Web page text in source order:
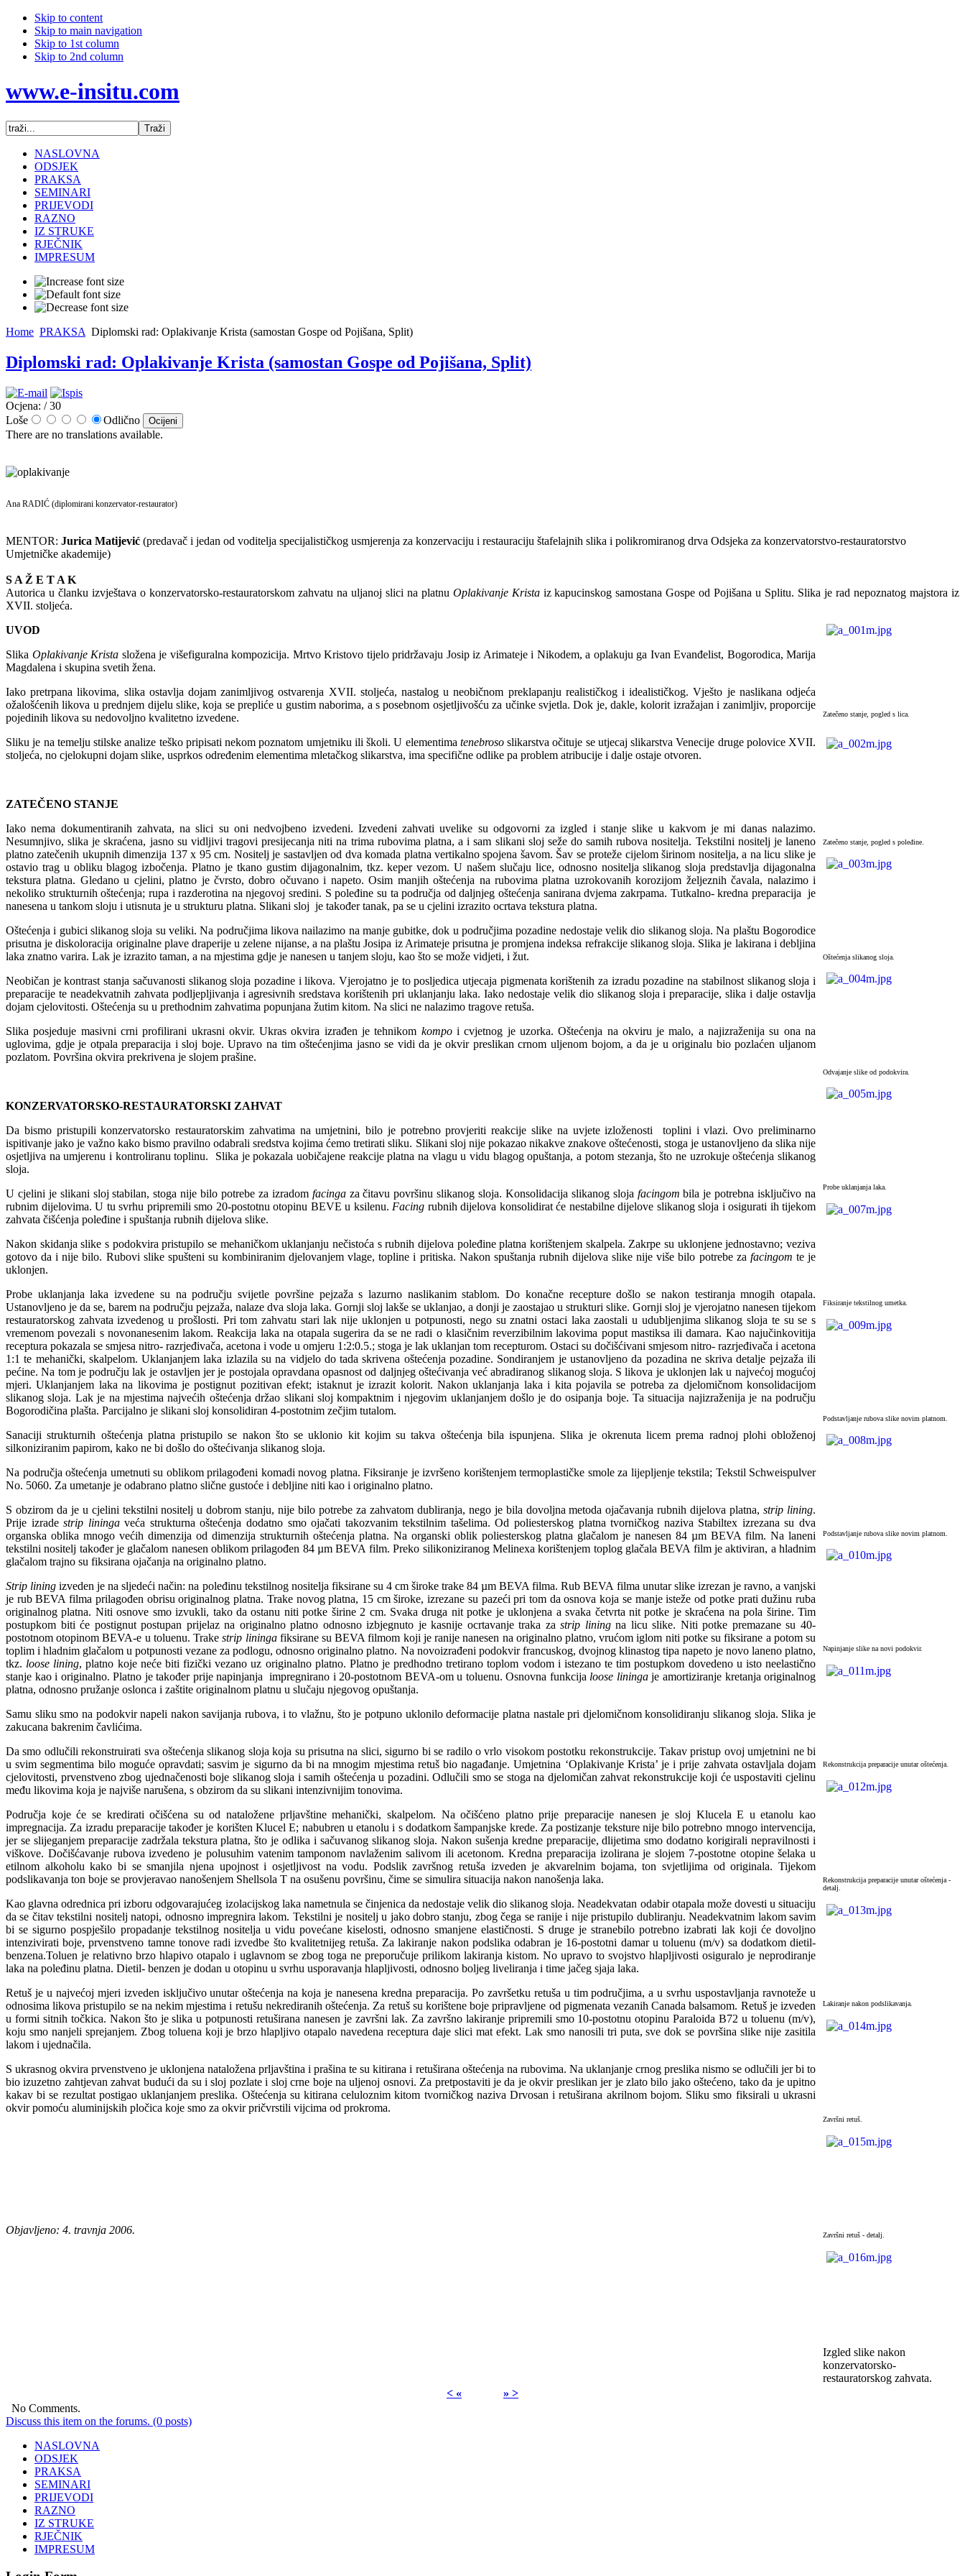
Skip to content
Skip to main navigation
Skip to 1st column
Skip to 2nd column
www.e-insitu.com
NASLOVNA
ODSJEK
PRAKSA
SEMINARI
PRIJEVODI
RAZNO
IZ STRUKE
RJEČNIK
IMPRESUM
Home PRAKSA Diplomski rad: Oplakivanje Krista (samostan Gospe od Pojišana, Split)
Diplomski rad: Oplakivanje Krista (samostan Gospe od Pojišana, Split)
Ocjena: / 30
Loše
Odlično
There are no translations available.
Ana RADIĆ (diplomirani konzervator-restaurator)
MENTOR: Jurica Matijević (predavač i jedan od voditelja specijalističkog usmjerenja za konzervaciju i restauraciju štafelajnih slika i polikromiranog drva Odsjeka za konzervatorstvo-restauratorstvo
Umjetničke akademije)
S A Ž E T A K
Autorica u članku izvještava o konzervatorsko-restauratorskom zahvatu na uljanoj slici na platnu Oplakivanje Krista iz kapucinskog samostana Gospe od Pojišana u Splitu. Slika je rad nepoznatog majstora iz
XVII. stoljeća.
UVOD
Slika Oplakivanje Krista složena je višefiguralna kompozicija. Mrtvo Kristovo tijelo pridržavaju Josip iz Arimateje i Nikodem, a oplakuju ga Ivan Evanđelist, Bogorodica, Marija
Magdalena i skupina svetih žena.
Iako pretrpana likovima, slika ostavlja dojam zanimljivog ostvarenja XVII. stoljeća, nastalog u neobičnom preklapanju realističkog i idealističkog. Vješto je naslikana odjeća
ožalošćenih likova u prednjem dijelu slike, koja se prepliće u gustim naborima, a s posebnom osjetljivošću za učinke svjetla. Dok je, dakle, kolorit izražajan i zanimljiv, proporcije
pojedinih likova su nedovoljno kvalitetno izvedene.
Sliku je na temelju stilske analize teško pripisati nekom poznatom umjetniku ili školi. U elementima tenebrososlikarstva očituje se utjecaj slikarstva Venecije druge polovice XVII.
stoljeća, no cjelokupni dojam slike, usprkos određenim elementima mletačkog slikarstva, ima specifične odlike pa problem atribucije i dalje ostaje otvoren.
ZATEČENO STANJE
Iako nema dokumentiranih zahvata, na slici su oni nedvojbeno izvedeni. Izvedeni zahvati uvelike su odgovorni za izgled i stanje slike u kakvom je mi danas nalazimo.
Nesumnjivo, slika je skraćena, jasno su vidljivi tragovi presijecanja niti na trima rubovima platna, a i sam slikani sloj seže do samih rubova nositelja. Tekstilni nositelj je laneno
platno zatečenih ukupnih dimenzija 137 x 95 cm. Nositelj je sastavljen od dva komada platna vertikalno spojena šavom. Šav se proteže cijelom širinom nositelja, a na licu slike je
ostavio trag u obliku blagog izbočenja. Platno je tkano gustim dijagonalnim, tkz. keper vezom. U našem slučaju lice, odnosno nositelja slikanog sloja predstavlja dijagonalna
tekstura platna. Gledano u cjelini, platno je čvrsto, dobro očuvano i napeto. Osim manjih oštećenja na rubovima platna uzrokovanih korozijom željeznih čavala, nalazimo i
nekoliko strukturnih oštećenja; rupa i razderotina na njegovoj sredini. S poleđine su ta područja od daljnjeg oštećenja sanirana dvjema zakrpama. Tutkalno- kredna preparacija je
nanesena u tankom sloju i utisnuta je u strukturu platna. Slikani sloj je također tanak, pa se u cjelini izrazito ocrtava tekstura platna.
Oštećenja i gubici slikanog sloja su veliki. Na područjima likova nailazimo na manje gubitke, dok u područjima pozadine nedostaje velik dio slikanog sloja. Na plaštu Bogorodice
prisutna je diskoloracija originalne plave draperije u zelene nijanse, a na plaštu Josipa iz Arimateje prisutna je promjena indeksa refrakcije slikanog sloja. Slika je lakirana i debljina
laka znatno varira. Lak je izrazito taman, a na mjestima gdje je nanesen u tanjem sloju, kao što se može vidjeti, i žut.
Neobičan je kontrast stanja sačuvanosti slikanog sloja pozadine i likova. Vjerojatno je to posljedica utjecaja pigmenata korištenih za izradu pozadine na stabilnost slikanog sloja i
preparacije te neadekvatnih zahvata podljepljivanja i agresivnih sredstava korištenih pri uklanjanju laka. Iako nedostaje velik dio slikanog sloja i preparacije, slika i dalje ostavlja
dojam cjelovitosti. Oštećenja su u prethodnim zahvatima popunjana žutim kitom. Na slici ne nalazimo tragove retuša.
Slika posjeduje masivni crni profilirani ukrasni okvir. Ukras okvira izrađen je tehnikom kompoi cvjetnog je uzorka. Oštećenja na okviru je malo, a najizraženija su ona na
uglovima, gdje je otpala preparacija i sloj boje. Upravo na tim oštećenjima jasno se vidi da je okvir preslikan crnom uljenom bojom, a da je u originalu bio pozlaćen uljanom
pozlatom. Površina okvira prekrivena je slojem prašine.
KONZERVATORSKO-RESTAURATORSKI ZAHVAT
Da bismo pristupili konzervatorsko restauratorskim zahvatima na umjetnini, bilo je potrebno provjeriti reakcije slike na uvjete izloženosti toplini i vlazi. Ovo preliminarno
ispitivanje jako je važno kako bismo pravilno odabrali sredstva kojima ćemo tretirati sliku. Slikani sloj nije pokazao nikakve znakove oštećenosti, stoga je ustanovljeno da slika nije
osjetljiva na umjerenu i kontroliranu toplinu. Slika je pokazala uobičajene reakcije platna na vlagu u vidu blagog opuštanja, a potom stezanja, što ne uzrokuje oštećenja slikanog
sloja.
U cjelini je slikani sloj stabilan, stoga nije bilo potrebe za izradom facingaza čitavu površinu slikanog sloja. Konsolidacija slikanog sloja facingom bila je potrebna isključivo na
rubnim dijelovima. U tu svrhu pripremili smo 20-postotnu otopinu BEVE u ksilenu. Facing rubnih dijelova konsolidirat će nestabilne dijelove slikanog sloja i osigurati ih tijekom
zahvata čišćenja poleđine i spuštanja rubnih dijelova slike.
Nakon skidanja slike s podokvira pristupilo se mehaničkom uklanjanju nečistoća s rubnih dijelova poleđine platna korištenjem skalpela. Zakrpe su uklonjene jednostavno; veziva
gotovo da i nije bilo. Rubovi slike spušteni su kombiniranim djelovanjem vlage, topline i pritiska. Nakon spuštanja rubnih dijelova slike nije više bilo potrebe za facingom te je
uklonjen.
Probe uklanjanja laka izvedene su na području svijetle površine pejzaža s lazurno naslikanim stablom. Do konačne recepture došlo se nakon testiranja mnogih otapala.
Ustanovljeno je da se, barem na području pejzaža, nalaze dva sloja laka. Gornji sloj lakše se uklanjao, a donji je zaostajao u strukturi slike. Gornji sloj je vjerojatno nanesen tijekom
restauratorskog zahvata izvedenog u prošlosti. Pri tom zahvatu stari lak nije uklonjen u potpunosti, nego su znatni ostaci laka zaostali u udubljenjima slikanog sloja te su se s
vremenom povezali s novonanesenim lakom. Reakcija laka na otapala sugerira da se ne radi o klasičnim reverzibilnim lakovima poput mastiksa ili damara. Kao najučinkovitija
receptura pokazala se smjesa nitro- razrjeđivača, acetona i vode u omjeru 1:2:0.5.; stoga je lak uklanjan tom recepturom. Ostaci su dočišćivani smjesom nitro- razrjeđivača i acetona
1:1 te mehanički, skalpelom. Uklanjanjem laka izlazila su na vidjelo do tada skrivena oštećenja pozadine. Sondiranjem je ustanovljeno da pozadina ne skriva detalje pejzaža ili
pećine. Na tom je području lak je ostavljen jer je postojala opravdana opasnost od daljnjeg oštećivanja već abradiranog slikanog sloja. S likova je uklonjen lak u najvećoj mogućoj
mjeri. Uklanjanjem laka na likovima je postignut pozitivan efekt; istaknut je izrazit kolorit. Nakon uklanjanja laka i kita pojavila se potreba za djelomičnom konsolidacijom
slikanog sloja. Lak je na mjestima najvećih oštećenja držao slikani sloj kompaktnim i njegovim uklanjanjem došlo je do osipanja boje. Ta situacija najizraženija je na području
Bogorodičina plašta. Parcijalno je slikani sloj konsolidiran 4-postotnim zečjim tutalom.
Sanaciji strukturnih oštećenja platna pristupilo se nakon što se uklonio kit kojim su takva oštećenja bila ispunjena. Slika je okrenuta licem prema radnoj plohi obloženoj
silkoniziranim papirom, kako ne bi došlo do oštećivanja slikanog sloja.
Na područja oštećenja umetnuti su oblikom prilagođeni komadi novog platna. Fiksiranje je izvršeno korištenjem termoplastičke smole za lijepljenje tekstila; Tekstil Schweispulver
No. 5060. Za umetanje je odabrano platno slične gustoće i debljine niti kao i originalno platno.
S obzirom da je u cjelini tekstilni nositelj u dobrom stanju, nije bilo potrebe za zahvatom dubliranja, nego je bila dovoljna metoda ojačavanja rubnih dijelova platna,strip lining.
Prije izradestrip liningaveća strukturna oštećenja dodatno smo ojačati takozvanim tekstilnim tašelima. Od poliesterskog platna tvorničkog naziva Stabiltex izrezana su dva
organska oblika mnogo većih dimenzija od dimenzija strukturnih oštećenja platna. Na organski oblik poliesterskog platna glačalom je nanesen 84 µm BEVA film. Na laneni
tekstilni nositelj također je glačalom nanesen oblikom prilagođen 84 µm BEVA film. Preko silikoniziranog Melinexa korištenjem toplog glačala BEVA film je aktiviran, a hladnim
glačalom trajno su fiksirana ojačanja na originalno platno.
Strip lining izveden je na sljedeći način: na poleđinu tekstilnog nositelja fiksirane su 4 cm široke trake 84 µm BEVA filma. Rub BEVA filma unutar slike izrezan je ravno, a vanjski
je rub BEVA filma prilagođen obrisu originalnog platna. Trake novog platna, 15 cm široke, izrezane su pazeći pri tom da osnova koja se manje isteže od potke prati dužinu ruba
originalnog platna. Niti osnove smo izvukli, tako da ostanu niti potke širine 2 cm. Svaka druga nit potke je uklonjena a svaka četvrta nit potke je skraćena na pola širine. Tim
postupkom biti će postignut postupan prijelaz na originalno platno odnosno izbjegnuto je kasnije ocrtavanje traka zastrip liningna licu slike. Niti potke premazane su 40-
postotnom otopinom BEVA-e u toluenu. Trakestrip liningafiksirane su BEVA filmom koji je ranije nanesen na originalno platno, vrućom iglom niti potke su fiksirane a potom su
toplim i hladnim glačalom u potpunosti vezane za podlogu, odnosno originalno platno. Na novoizrađeni podokvir francuskog, dvojnog klinastog tipa napeto je novo laneno platno,
tkz. loose lining, platno koje neće biti fizički vezano uz originalno platno. Platno je predhodno tretirano toplom vodom i istezano te tim postupkom dovedeno u isto neelastično
stanje kao i originalno. Platno je također prije napinjanja impregnirano i 20-postotnom BEVA-om u toluenu. Osnovna funkcija loose liningaje amortiziranje kretanja originalnog
platna, odnosno pružanje oslonca i zaštite originalnom platnu u slučaju njegovog opuštanja.
Samu sliku smo na podokvir napeli nakon savijanja rubova, i to vlažnu, što je potpuno uklonilo deformacije platna nastale pri djelomičnom konsolidiranju slikanog sloja. Slika je
zakucana bakrenim čavlićima.
Da smo odlučili rekonstruirati sva oštećenja slikanog sloja koja su prisutna na slici, sigurno bi se radilo o vrlo visokom postotku rekonstrukcije. Takav pristup ovoj umjetnini ne bi
u svim segmentima bilo moguće opravdati; sasvim je sigurno da bi na mnogim mjestima retuš bio nagađanje. Umjetnina ‘Oplakivanje Krista’ je i prije zahvata ostavljala dojam
cjelovitosti, prvenstveno zbog ujednačenosti boje slikanog sloja i samih oštećenja u pozadini. Odlučili smo se stoga na djelomičan zahvat rekonstrukcije koji će uspostaviti cjelinu
među likovima koja je najviše narušena, s obzirom da su slikani intenzivnijim tonovima.
Područja koje će se kredirati očišćena su od nataložene prljavštine mehanički, skalpelom. Na očišćeno platno prije preparacije nanesen je sloj Klucela E u etanolu kao
impregnacija. Za izradu preparacije također je korišten Klucel E; nabubren u etanolu i s dodatkom šampanjske krede. Za postizanje teksture nije bilo potrebno mnogo intervencija,
jer se slijeganjem preparacije zadržala tekstura platna, što je odlika i sačuvanog slikanog sloja. Nakon sušenja kredne preparacije, dlijetima smo dodatno korigirali nepravilnosti i
viškove. Dočišćavanje rubova izvedeno je polusuhim vatenim tamponom navlaženim salivom ili acetonom. Kredna preparacija izolirana je slojem 7-postotne otopine šelaka u
etilnom alkoholu kako bi se smanjila njena upojnost i osjetljivost na vodu. Podslik završnog retuša izveden je akvarelnim bojama, ton svjetlijima od originala. Tijekom
podslikavanja ton boje se provjeravao nanošenjem Shellsola T na osušenu površinu, čime se simulira situacija nakon nanošenja laka.
Kao glavna odrednica pri izboru odgovarajućeg izolacijskog laka nametnula se činjenica da nedostaje velik dio slikanog sloja. Neadekvatan odabir otapala može dovesti u situaciju
da se čitav tekstilni nositelj natopi, odnosno impregnira lakom. Tekstilni je nositelj u jako dobro stanju, zbog čega se ranije i nije pristupilo dubliranju. Neadekvatnim lakom savim
bi se sigurno pospješilo propadanje tekstilnog nositelja u vidu povećane kiselosti, odnosno smanjene elastičnosti. S druge je stranebilo potrebno izabrati lak koji će dovoljno
intenzivirati boje, prvenstveno tamne tonove radi izvedbe što kvalitetnijeg retuša. Za lakiranje nakon podslika odabran je 16-postotni damar u toluenu (m/v) sa dodatkom dietil-
benzena.Toluen je relativno brzo hlapivo otapalo i uglavnom se zbog toga ne preporučuje prilikom lakiranja kistom. No upravo to svojstvo hlapljivosti osiguralo je neprodiranje
laka na poleđinu platna. Dietil- benzen je dodan u otopinu u svrhu usporavanja hlapljivosti, odnosno boljeg liveliranja i time jačeg sjaja laka.
Retuš je u najvećoj mjeri izveden isključivo unutar oštećenja na koja je nanesena kredna preparacija. Po završetku retuša u tim područjima, a u svrhu uspostavljanja ravnoteže u
odnosima likova pristupilo se na nekim mjestima i retušu nekrediranih oštećenja. Za retuš su korištene boje pripravljene od pigmenata vezanih Canada balsamom. Retuš je izveden
u formi sitnih točkica. Nakon što je slika u potpunosti retuširana nanesen je završni lak. Za završno lakiranje pripremili smo 10-postotnu otopinu Paraloida B72 u toluenu (m/v),
koju smo nanjeli sprejanjem. Zbog toluena koji je brzo hlapljivo otapalo navedena receptura daje slici mat efekt. Lak smo nanosili tri puta, sve dok se površina slike nije zasitila
lakom i ujednačila.
S ukrasnog okvira prvenstveno je uklonjena nataložena prljavština i prašina te su kitirana i retuširana oštećenja na rubovima. Na uklanjanje crnog preslika nismo se odlučili jer bi to
bio izuzetno zahtjevan zahvat budući da su i sloj pozlate i sloj crne boje na uljenoj osnovi. Za pretpostaviti je da je okvir preslikan jer je zlato bilo jako oštećeno, tako da je upitno
kakav bi se rezultat postigao uklanjanjem preslika. Oštećenja su kitirana celuloznim kitom tvorničkog naziva Drvosan i retuširana akrilnom bojom. Sliku smo fiksirali u ukrasni
okvir pomoću aluminijskih pločica koje smo za okvir pričvrstili vijcima od prokroma.
Objavljeno: 4. travnja 2006.
Zatečeno stanje, pogled s lica.
Zatečeno stanje, pogled s poleđine.
Oštećenja slikanog sloja.
Odvajanje slike od podokvira.
Probe uklanjanja laka.
Fiksiranje tekstilnog umetka.
Podstavljanje rubova slike novim platnom.
Podstavljanje rubova slike novim platnom.
Napinjanje slike na novi podokvir.
Rekonstrukcija preparacije unutar oštećenja.
Rekonstrukcija preparacije unutar oštećenja -
detalj.
Lakiranje nakon podslikavanja.
Završni retuš.
Završni retuš - detalj.
Izgled slike nakon
konzervatorsko-
restauratorskog zahvata.
< «
» >
No Comments.
Discuss this item on the forums. (0 posts)
NASLOVNA
ODSJEK
PRAKSA
SEMINARI
PRIJEVODI
RAZNO
IZ STRUKE
RJEČNIK
IMPRESUM